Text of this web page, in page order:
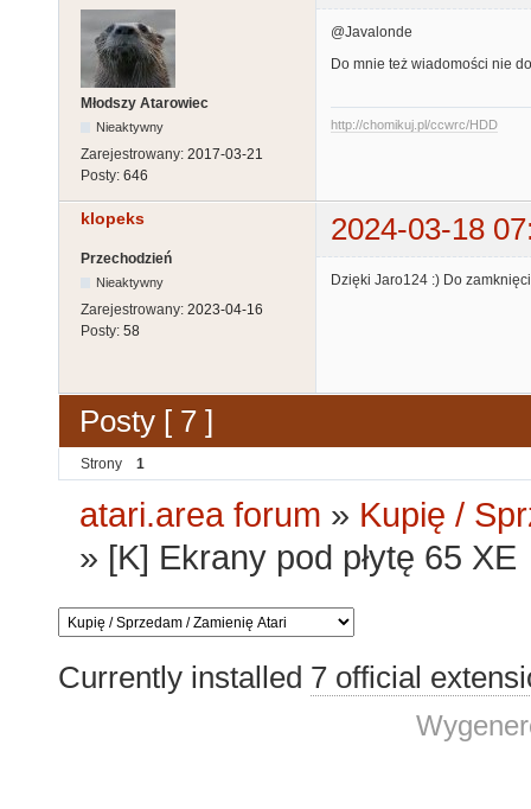
Młodszy Atarowiec
Nieaktywny
Zarejestrowany: 2017-03-21
Posty: 646
@Javalonde
Do mnie też wiadomości nie
http://chomikuj.pl/ccwrc/HDD
klopeks 2024-03-18
Przechodzień
Nieaktywny
Zarejestrowany: 2023-04-16
Posty: 58
Dzięki Jaro124 :) Do
Posty [ 7 ]
Strony 1
atari.area forum » Kupię /
» [K] Ekrany pod płytę 65 XE
Currently installed 7 official